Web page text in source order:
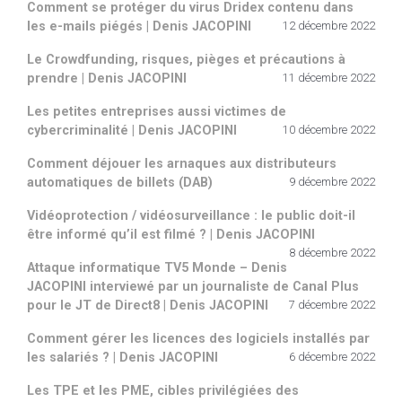
Comment se protéger du virus Dridex contenu dans
les e-mails piégés | Denis JACOPINI
12 décembre 2022
Le Crowdfunding, risques, pièges et précautions à
prendre | Denis JACOPINI
11 décembre 2022
Les petites entreprises aussi victimes de
cybercriminalité | Denis JACOPINI
10 décembre 2022
Comment déjouer les arnaques aux distributeurs
automatiques de billets (DAB)
9 décembre 2022
Vidéoprotection / vidéosurveillance : le public doit-il
être informé qu’il est filmé ? | Denis JACOPINI
8 décembre 2022
Attaque informatique TV5 Monde – Denis
JACOPINI interviewé par un journaliste de Canal Plus
pour le JT de Direct8 | Denis JACOPINI
7 décembre 2022
Comment gérer les licences des logiciels installés par
les salariés ? | Denis JACOPINI
6 décembre 2022
Les TPE et les PME, cibles privilégiées des